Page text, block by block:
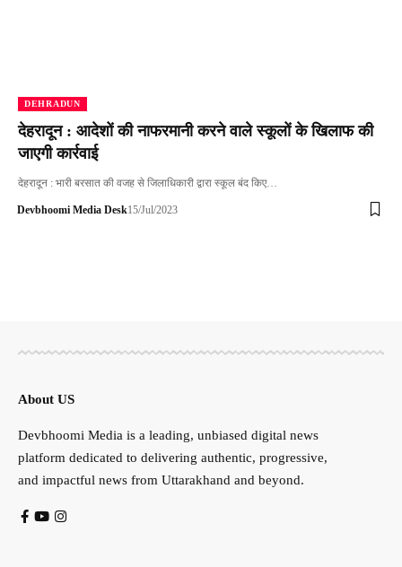
DEHRADUN
देहरादून : आदेशों की नाफरमानी करने वाले स्कूलों के खिलाफ की
जाएगी कार्रवाई
देहरादून : भारी बरसात की वजह से जिलाधिकारी द्वारा स्कूल बंद किए…
Devbhoomi Media Desk15/Jul/2023
About US
Devbhoomi Media is a leading, unbiased digital news
platform dedicated to delivering authentic, progressive,
and impactful news from Uttarakhand and beyond.